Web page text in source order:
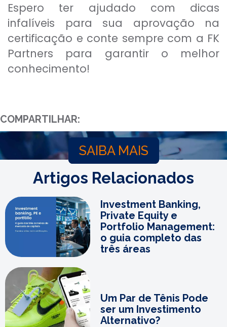
Espero ter ajudado com dicas
infalíveis para sua aprovação na
certificação e conte sempre com a FK
Partners para garantir o melhor
conhecimento!
COMPARTILHAR:
SAIBA MAIS
Artigos Relacionados
Investment Banking,
Private Equity e
Portfolio Management:
o guia completo das
três áreas
Um Par de Tênis Pode
ser um Investimento
Alternativo?